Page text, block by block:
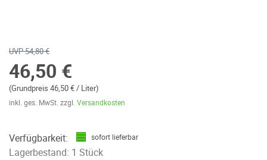
UVP 54,80 €
46,50 €
(Grundpreis 46,50 € / Liter)
inkl. ges. MwSt. zzgl. Versandkosten
Verfügbarkeit: sofort lieferbar
Lagerbestand: 1 Stück